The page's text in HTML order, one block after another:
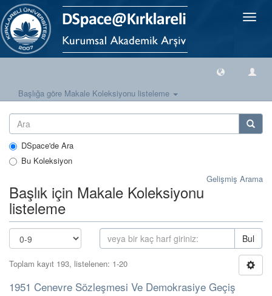
Geçiş
Başlığa göre Makale Koleksiyonu listeleme
DSpace'de Ara
Bu Koleksiyon
Gelişmiş Arama
Başlık için Makale Koleksiyonu
listeleme
Bul
Toplam kayıt 193, listelenen: 1-20
1951 Cenevre Sözleşmesi Ve Demokrasiye Geçiş